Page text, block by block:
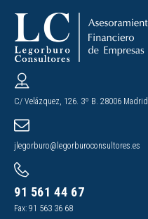
C/ Velázquez, 126. 3º B. 28006 Madrid
jlegorburo@legorburoconsultores.es
91 561 44 67
Fax: 91 563 36 68